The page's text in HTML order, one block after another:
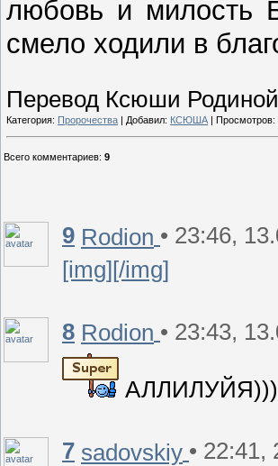
любовь и милость
смело ходили в
Перевод Ксюши
Категория: Пророчества | Добавил: КСЮША | Просмотров:
Всего комментариев: 9
9 Rodion • 23:46,
[img][/img]
8 Rodion • 23:43,
7 sadovskiy • 22:41,